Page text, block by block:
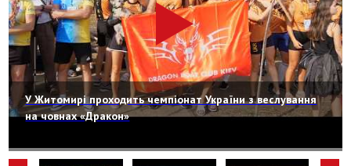
У Житомирі проходить чемпіонат України з веслування
на човнах «Дракон»